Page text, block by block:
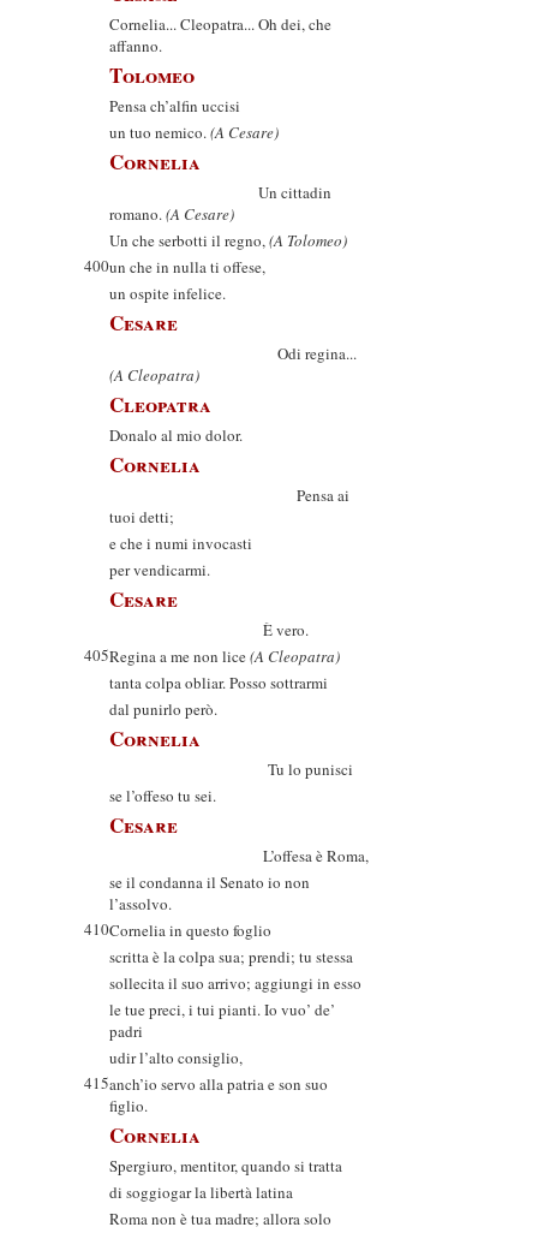
Cornelia... Cleopatra... Oh dei, che
affanno.
Tolomeo
Pensa ch’alfin uccisi
un tuo nemico.(A Cesare)
Cornelia
Un cittadin
romano.(A Cesare)
Un che serbotti il regno,(A Tolomeo)
400un che in nulla ti offese,
un ospite infelice.
Cesare
Odi regina...
(A Cleopatra)
Cleopatra
Donalo al mio dolor.
Cornelia
Pensa ai
tuoi detti;
e che i numi invocasti
per vendicarmi.
Cesare
È vero.
405Regina a me non lice(A Cleopatra)
tanta colpa obliar. Posso sottrarmi
dal punirlo però.
Cornelia
Tu lo punisci
se l’offeso tu sei.
Cesare
L’offesa è Roma,
se il condanna il Senato io non
l’assolvo.
410Cornelia in questo foglio
scritta è la colpa sua; prendi; tu stessa
sollecita il suo arrivo; aggiungi in esso
le tue preci, i tui pianti. Io vuo’ de’
padri
udir l’alto consiglio,
415anch’io servo alla patria e son suo
figlio.
Cornelia
Spergiuro, mentitor, quando si tratta
di soggiogar la libertà latina
Roma non è tua madre; allora solo